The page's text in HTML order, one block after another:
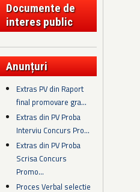
Documente de
interes public
Anunțuri
Extras PV din Raport
final promovare gra...
Extras din PV Proba
Interviu Concurs Pro...
Extras din PV Proba
Scrisa Concurs
Promo...
Proces Verbal selectie